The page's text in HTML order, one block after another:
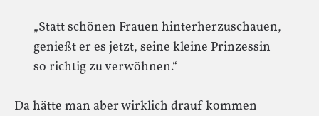
„Statt schönen Frauen hinterherzuschauen,
genießt er es jetzt, seine kleine Prinzessin
so richtig zu verwöhnen.“
Da hätte man aber wirklich drauf kommen